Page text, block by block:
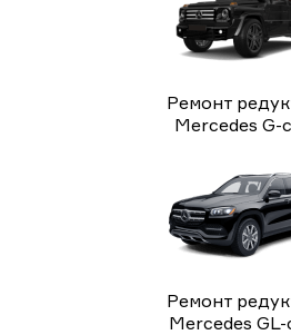
Ремонт
Mercedes G-
Ремонт
Mercedes GL-